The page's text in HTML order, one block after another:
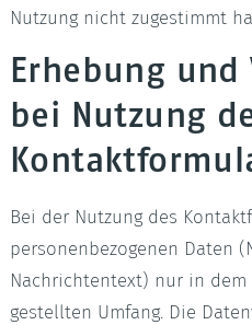
Nutzung nicht zugestimmt
Erhebung
bei Nutzung
Bei der Nutzung des
personenbezogenen Daten
Nachrichtentext) nur in
gestellten Umfang. Die